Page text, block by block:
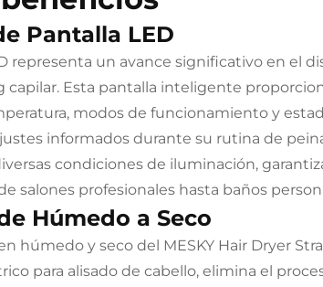
Pantalla LED
representa un avance significativo en el
capilar. Esta pantalla inteligente
modos de funcionamiento y
informados durante su rutina de
condiciones de iluminación,
salones profesionales hasta baños
Húmedo a Seco
húmedo y seco del MESKY Hair Dryer
para alisado de cabello, elimina el